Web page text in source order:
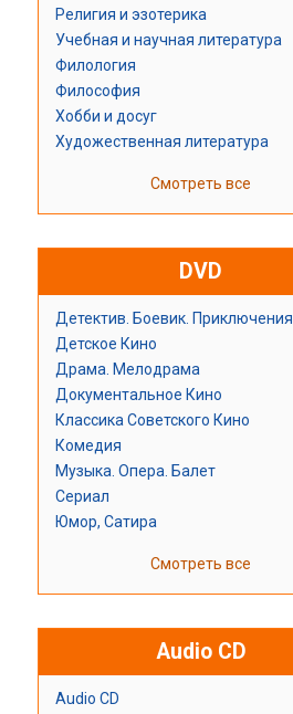
Религия и эзотерика
Учебная и научная литература
Филология
Философия
Хобби и досуг
Художественная литература
Смотреть все
DVD
Детектив. Боевик. Приключения
Детское Кино
Драма. Мелодрама
Документальное Кино
Классика Советского Кино
Комедия
Музыка. Опера. Балет
Сериал
Юмор, Сатира
Смотреть все
Audio CD
Audio CD